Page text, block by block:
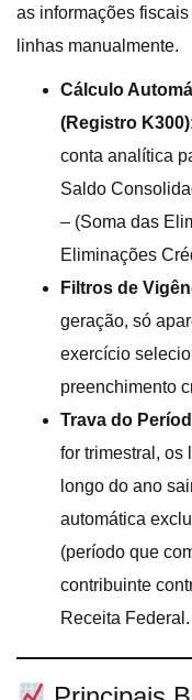
as informações
linhas manualmente.
Cálculo
(Registro K300)
conta analítica
Saldo
– (Soma das
Eliminações
Filtros de
geração, só
exercício
preenchimento
Trava do
for trimestral, os
longo do ano
automática
(período que
contribuinte
Receita Federal.